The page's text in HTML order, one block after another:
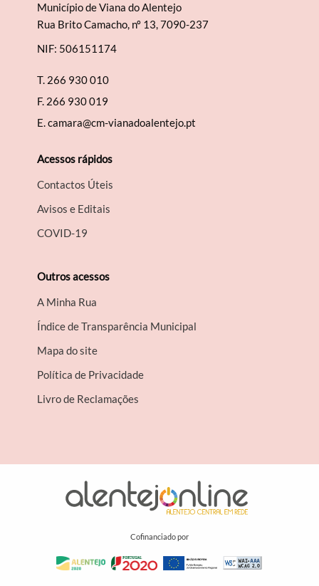
Termo de Pesquisa
Categorias gerais
Município de Viana do Alentejo
Rua Brito Camacho, nº 13, 7090-237
NIF: 506151174
T. 266 930 010
F. 266 930 019
E.camara@cm-vianadoalentejo.pt
Acessos rápidos
Contactos Úteis
Avisos e Editais
COVID-19
Outros acessos
A Minha Rua
Índice de Transparência Municipal
Mapa do site
Política de Privacidade
Livro de Reclamações
Cofinanciado por